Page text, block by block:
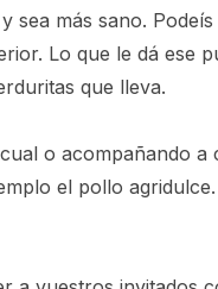
sea más sano.
Lo que le dá ese
que lleva.
o acompañando
el pollo